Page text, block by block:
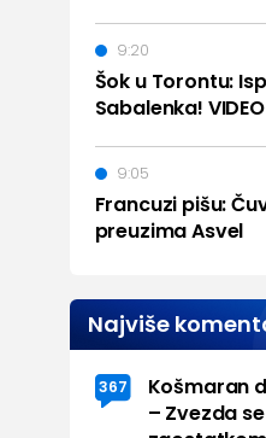
Šok u Torontu:
Sabalenka! VIDEO
9:20
Francuzi pišu:
preuzima Asvel
9:05
Najviše
367
Košmaran
– Zvezda